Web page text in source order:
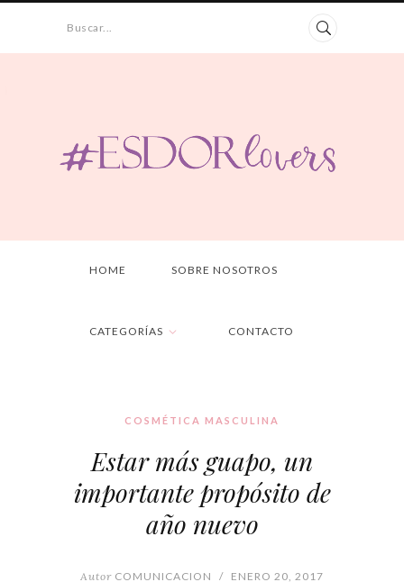
Buscar...
HOME SOBRE NOSOTROS
CATEGORÍAS CONTACTO
COSMÉTICA MASCULINA
Estar más guapo, un
importante propósito de
año nuevo
Autor COMUNICACION / ENERO 20, 2017